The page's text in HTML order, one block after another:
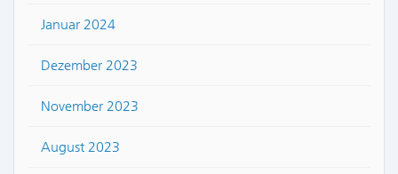
Januar 2024
Dezember 2023
November 2023
August 2023